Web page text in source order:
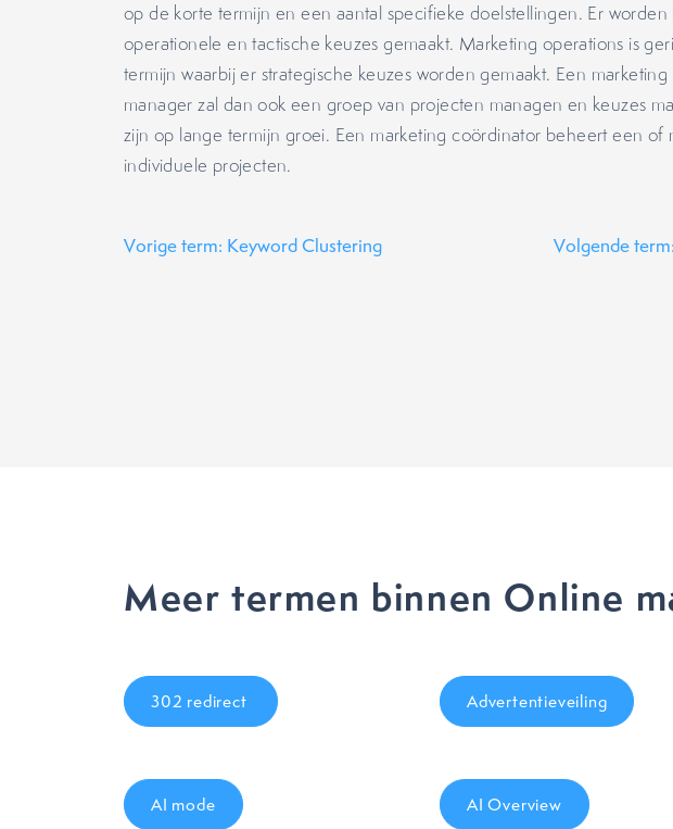
op de korte termijn en een aantal specifieke doelstellingen. Er worden
operationele en tactische keuzes gemaakt. Marketing operations is
termijn waarbij er strategische keuzes worden gemaakt. Een
manager zal dan ook een groep van projecten managen en keuzes
zijn op lange termijn groei. Een marketing coördinator beheert een of
individuele projecten.
Vorige term: Keyword Clustering Volgende
Meer termen binnen Online
302 redirect Advertentieveiling
AI mode AI Overview